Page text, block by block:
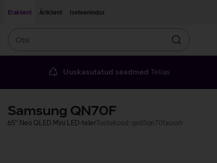
Eraklient
Äriklient Iseteenindus
Otsin
Uuskasutatud seadmed Telias
Samsung QN70F
65'' Neo QLED Mini LED-telerTootekood: qe65qn70fauxxh